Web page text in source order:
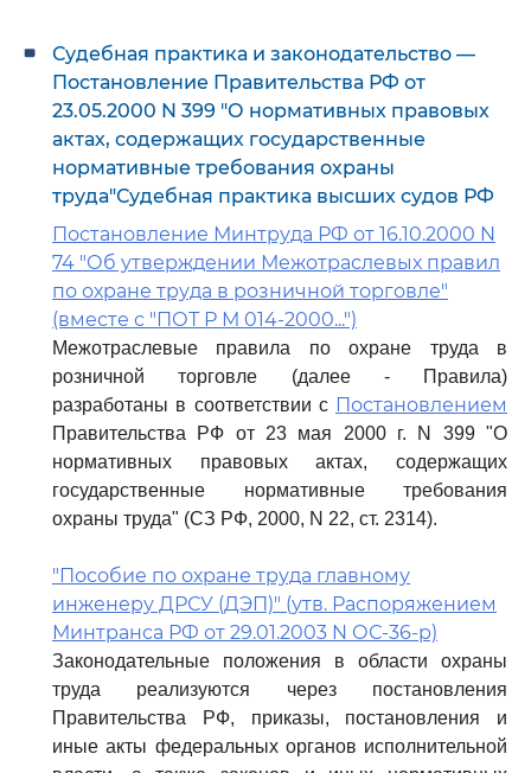
Судебная практика и законодательство —
Постановление Правительства РФ от
23.05.2000 N 399 "О нормативных правовых
актах, содержащих государственные
нормативные требования охраны
труда"Судебная практика высших судов РФ
Постановление Минтруда РФ от 16.10.2000 N
74 "Об утверждении Межотраслевых правил
по охране труда в розничной торговле"
(вместе с "ПОТ Р М 014-2000...")
Межотраслевые правила по охране труда в
розничной торговле (далее - Правила)
разработаны в соответствии с Постановлением
Правительства РФ от 23 мая 2000 г. N 399 "О
нормативных правовых актах, содержащих
государственные нормативные требования
охраны труда" (СЗ РФ, 2000, N 22, ст. 2314).
"Пособие по охране труда главному
инженеру ДРСУ (ДЭП)" (утв. Распоряжением
Минтранса РФ от 29.01.2003 N ОС-36-р)
Законодательные положения в области охраны
труда реализуются через постановления
Правительства РФ, приказы, постановления и
иные акты федеральных органов исполнительной